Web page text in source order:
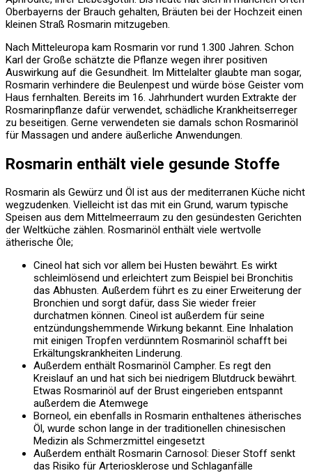
Oberbayerns der Brauch gehalten, Bräuten bei der Hochzeit einen
kleinen Straß Rosmarin mitzugeben.
Nach Mitteleuropa kam Rosmarin vor rund 1.300 Jahren. Schon
Karl der Große schätzte die Pflanze wegen ihrer positiven
Auswirkung auf die Gesundheit. Im Mittelalter glaubte man sogar,
Rosmarin verhindere die Beulenpest und würde böse Geister vom
Haus fernhalten. Bereits im 16. Jahrhundert wurden Extrakte der
Rosmarinpflanze dafür verwendet, schädliche Krankheitserreger
zu beseitigen. Gerne verwendeten sie damals schon Rosmarinöl
für Massagen und andere äußerliche Anwendungen.
Rosmarin enthält viele gesunde Stoffe
Rosmarin als Gewürz und Öl ist aus der mediterranen Küche nicht
wegzudenken. Vielleicht ist das mit ein Grund, warum typische
Speisen aus dem Mittelmeerraum zu den gesündesten Gerichten
der Weltküche zählen. Rosmarinöl enthält viele wertvolle
ätherische Öle;
Cineol hat sich vor allem bei Husten bewährt. Es wirkt
schleimlösend und erleichtert zum Beispiel bei Bronchitis
das Abhusten. Außerdem führt es zu einer Erweiterung der
Bronchien und sorgt dafür, dass Sie wieder freier
durchatmen können. Cineol ist außerdem für seine
entzündungshemmende Wirkung bekannt. Eine Inhalation
mit einigen Tropfen verdünntem Rosmarinöl schafft bei
Erkältungskrankheiten Linderung.
Außerdem enthält Rosmarinöl Campher. Es regt den
Kreislauf an und hat sich bei niedrigem Blutdruck bewährt.
Etwas Rosmarinöl auf der Brust eingerieben entspannt
außerdem die Atemwege
Borneol, ein ebenfalls in Rosmarin enthaltenes ätherisches
Öl, wurde schon lange in der traditionellen chinesischen
Medizin als Schmerzmittel eingesetzt
Außerdem enthält Rosmarin Carnosol: Dieser Stoff senkt
das Risiko für Arteriosklerose und Schlaganfälle